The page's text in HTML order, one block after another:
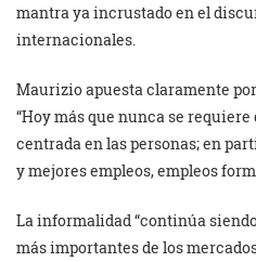
mantra ya incrustado en el
internacionales.
Maurizio apuesta claramente
“Hoy más que nunca se
centrada en las personas; en
y mejores empleos, empleos
La informalidad “continúa
más importantes de los